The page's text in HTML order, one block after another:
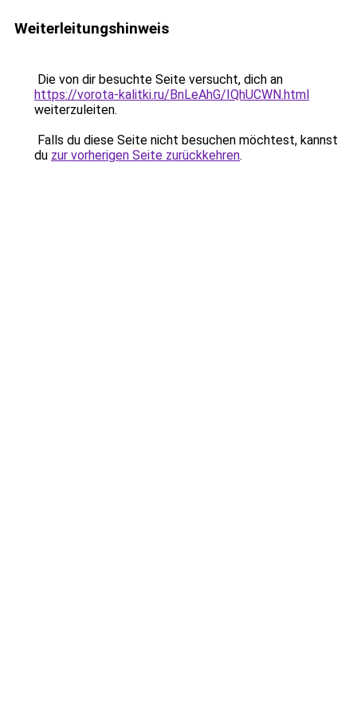
Weiterleitungshinweis
Die von dir besuchte Seite versucht, dich an
https://vorota-kalitki.ru/BnLeAhG/IQhUCWN.html
weiterzuleiten.
Falls du diese Seite nicht besuchen möchtest, kannst
du zur vorherigen Seite zurückkehren.